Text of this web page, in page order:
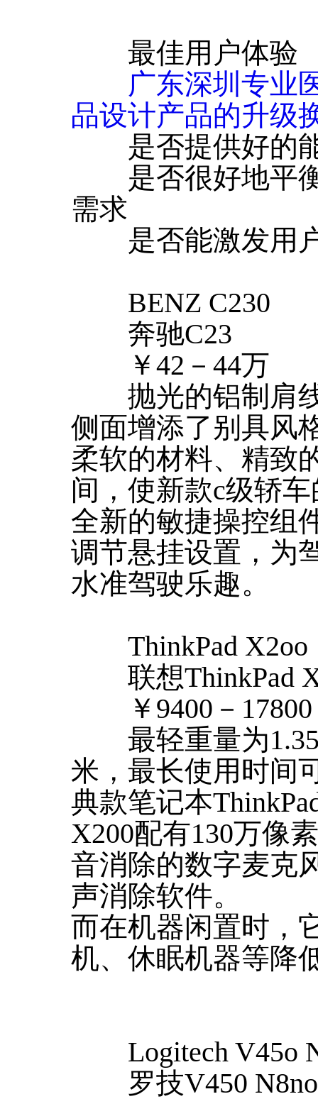
最佳用户体验
广东深圳专业
品设计产品的升级
是否提供好的
是否很好地平衡
需求
是否能激发用
BENZ C230
奔驰C23
￥42－44万
抛光的铝制肩线
侧面增添了别具风
柔软的材料、精致
间，使新款c级轿
全新的敏捷操控组
调节悬挂设置，为
水准驾驶乐趣。
ThinkPad X2oo
联想ThinkPad
￥9400－17800
最轻重量为1.35
米，最长使用时
典款笔记本
X200配有130万像
音消除的数字麦克
声消除软件。
而在机器闲置时，
机、休眠机器等降
Logitech V45o
罗技V450 N8no